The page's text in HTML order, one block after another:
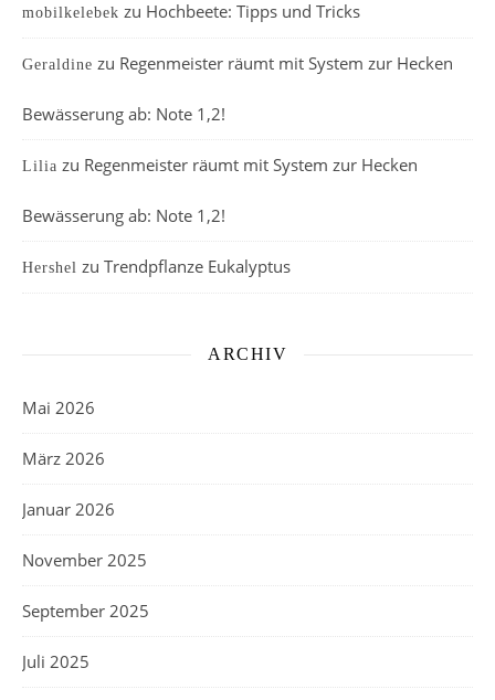
mobilkelebek zu Hochbeete: Tipps und Tricks
Geraldine zu Regenmeister räumt mit System zur Hecken
Bewässerung ab: Note 1,2!
Lilia zu Regenmeister räumt mit System zur Hecken
Bewässerung ab: Note 1,2!
Hershel zu Trendpflanze Eukalyptus
ARCHIV
Mai 2026
März 2026
Januar 2026
November 2025
September 2025
Juli 2025